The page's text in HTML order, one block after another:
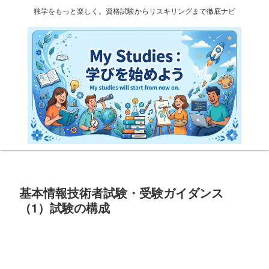
独学をもっと楽しく。資格試験からリスキリングまで徹底ナビ
基本情報技術者試験・受験ガイダンス
（1）試験の構成